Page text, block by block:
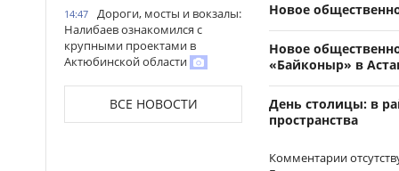
14:47
Дороги, мосты и вокзалы:
Налибаев ознакомился с
крупными проектами в
Актюбинской области
Скупщика банковских
карт задержали в Актобе
ВСЕ НОВОСТИ
Новое
Новое
«Байконыр» в
День столицы: в
пространства
Комментарии